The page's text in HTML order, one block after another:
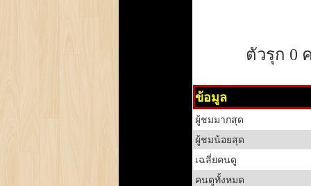
ตัวรุก 0
ข้อมูล
ผู้ชมมากสุด
ผู้ชมน้อยสุด
เฉลี่ยคนดู
คนดูทั้งหมด